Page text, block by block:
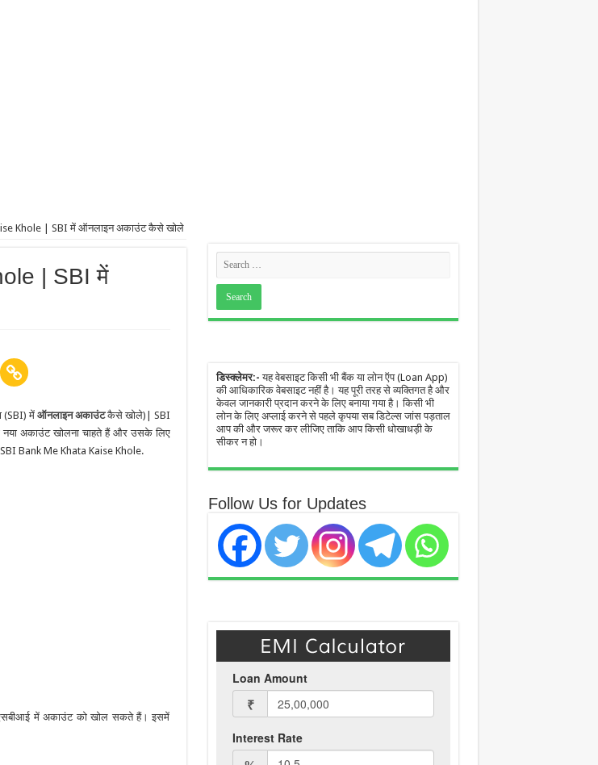
Khole | SBI में ऑनलाइन अकाउंट कैसे खोले
| SBI में
(SBI) मेंऑनलाइन अकाउंटकैसे खोले)| SBI
अकाउंट खोलना चाहते हैं और उसके लिए
Bank Me Khata Kaise Khole.
में अकाउंट को खोल सकते हैं। इसमें
डिस्क्लेमर:- यह वेबसाइट किसी भी बैंक या लोन ऍप (Loan App)
की आधिकारिक वेबसाइट नहीं है। यह पूरी तरह से व्यक्तिगत है और
केवल जानकारी प्रदान करने के लिए बनाया गया है। किसी भी
लोन के लिए अप्लाई करने से पहले कृपया सब डिटेल्स जांस पड़ताल
आप की और जरूर कर लीजिए ताकि आप किसी धोखाधड़ी के
सीकर न हो।
Follow Us for Updates